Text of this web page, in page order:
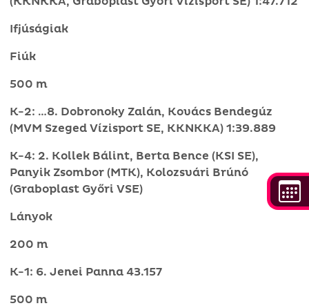
Ifjúságiak
Fiúk
500 m
K-2: …8. Dobronoky Zalán, Kovács Bendegúz
(MVM Szeged Vízisport SE, KKNKKA) 1:39.889
K-4: 2. Kollek Bálint, Berta Bence (KSI SE),
Panyik Zsombor (MTK), Kolozsvári Brúnó
(Graboplast Győri VSE)
Lányok
200 m
K-1: 6. Jenei Panna 43.157
500 m